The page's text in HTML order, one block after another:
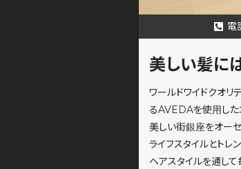
電
美しい髪に
ワールドワイドクオ
るAVEDAを使用した
美しい街銀座をオー
ライフスタイルとトレ
ヘアスタイルを通し